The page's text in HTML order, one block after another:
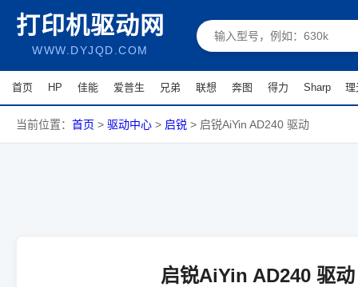
打印机驱动网
WWW.DYJQD.COM
首页 HP 佳能 爱普生 兄弟 联想 奔图 得力 Sharp 理
当前位置： 首页 > 驱动中心 > 启锐 > 启锐AiYin AD240 驱动
启锐AiYin AD240 驱动